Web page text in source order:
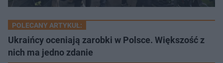
POLECANY ARTYKUŁ:
Ukraińcy oceniają zarobki w Polsce. Większość z
nich ma jedno zdanie